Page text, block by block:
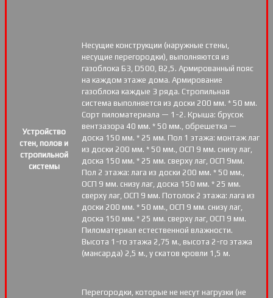
Устройство
стен, полов и
стропильной
системы
Несущие конструкции (наружные стены,
несущие перегородки), выполняются из
газоблока Б3, D500, В2,5. Армированный пояс
на каждом этаже дома. Армирование
газоблока каждые 3 ряда. Стропильная
система выполняется из доски 200 мм. * 50 мм.
Сорт пиломатериала — 1-2. Крыша: брусок
вентзазора 40 мм. * 50 мм., обрешетка —
доска 150 мм. * 25 мм. Пол 1 этажа: монтаж лаг
из доски 200 мм. * 50 мм., ОСП 9 мм. снизу лаг,
доска 150 мм. * 25 мм. сверху лаг, ОСП 9мм.
Пол 2 этажа: лага из доски 200 мм. * 50 мм.,
ОСП 9 мм. снизу лаг, доска 150 мм. * 25 мм.
сверху лаг, ОСП 9 мм. Потолок 2 этажа: лага из
доски 200 мм. * 50 мм., ОСП 9 мм. снизу лаг,
доска 150 мм. * 25 мм. сверху лаг, ОСП 9 мм.
Пиломатериал естественной влажности.
Высота 1-го этажа 2,75 м., высота 2-го этажа
(мансарда) 2,5 м., у скатов кровли 1,5 м.
Перегородки, которые не несут нагрузки (не